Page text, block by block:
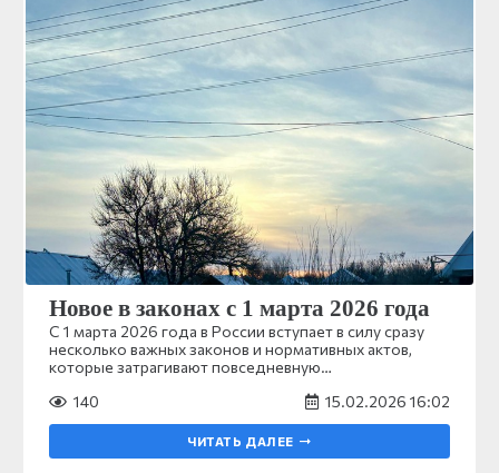
Новое в законах с 1 марта 2026 года
С 1 марта 2026 года в России вступает в силу сразу
несколько важных законов и нормативных актов,
которые затрагивают повседневную…
140
15.02.2026 16:02
ЧИТАТЬ ДАЛЕЕ